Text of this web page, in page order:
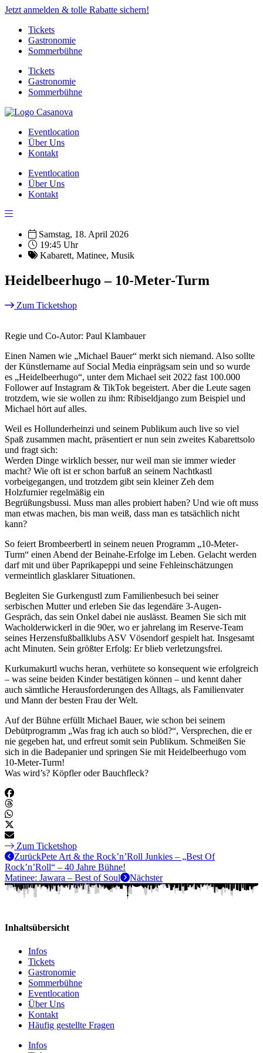
Jetzt anmelden & tolle Rabatte sichern!
Tickets
Gastronomie
Sommerbühne
Tickets
Gastronomie
Sommerbühne
Eventlocation
Über Uns
Kontakt
Eventlocation
Über Uns
Kontakt
Samstag, 18. April 2026
19:45 Uhr
Kabarett, Matinee, Musik
Heidelbeerhugo – 10-Meter-Turm
Zum Ticketshop
Regie und Co-Autor: Paul Klambauer
Einen Namen wie „Michael Bauer“ merkt sich niemand. Also sollte
der Künstlername auf Social Media einprägsam sein und so wurde
es „Heidelbeerhugo“, unter dem Michael seit 2022 fast 100.000
Follower auf Instagram & TikTok begeistert. Aber die Leute sagen
trotzdem, wie sie wollen zu ihm: Ribiseldjango zum Beispiel und
Michael hört auf alles.
Weil es Hollunderheinzi und seinem Publikum auch live so viel
Spaß zusammen macht, präsentiert er nun sein zweites Kabarettsolo
und fragt sich:
Werden Dinge wirklich besser, nur weil man sie immer wieder
macht? Wie oft ist er schon barfuß an seinem Nachtkastl
vorbeigegangen, und trotzdem gibt sein kleiner Zeh dem
Holzfurnier regelmäßig ein
Begrüßungsbussi. Muss man alles probiert haben? Und wie oft muss
man etwas machen, bis man weiß, dass man es tatsächlich nicht
kann?
So feiert Brombeerbertl in seinem neuen Programm „10-Meter-
Turm“ einen Abend der Beinahe-Erfolge im Leben. Gelacht werden
darf mit und über Paprikapeppi und seine Fehleinschätzungen
vermeintlich glasklarer Situationen.
Begleiten Sie Gurkengustl zum Familienbesuch bei seiner
serbischen Mutter und erleben Sie das legendäre 3-Augen-
Gespräch, das sein Onkel dabei nie auslässt. Beamen Sie sich mit
Wacholderwickerl in die 90er, wo er jahrelang im Reserve-Team
seines Herzensfußballklubs ASV Vösendorf gespielt hat. Insgesamt
acht Minuten. Sein größter Erfolg: Er blieb verletzungsfrei.
Kurkumakurtl wuchs heran, verhütete so konsequent wie erfolgreich
– was seine beiden Kinder bestätigen können – und kennt daher
auch sämtliche Herausforderungen des Alltags, als Familienvater
und Mann der besten Frau der Welt.
Auf der Bühne erfüllt Michael Bauer, wie schon bei seinem
Debütprogramm „Was frag ich auch so blöd?“, Versprechen, die er
nie gegeben hat, und erfreut somit sein Publikum. Schmeißen Sie
sich in die Badepanier und springen Sie mit Heidelbeerhugo vom
10-Meter-Turm!
Was wird’s? Köpfler oder Bauchfleck?
Zum Ticketshop
ZurückPete Art & the Rock’n’Roll Junkies – „Best Of
Rock’n’Roll“ – 40 Jahre Bühne!
Matinee: Jawara – Best of Soul
Nächster
Inhaltsübersicht
Infos
Tickets
Gastronomie
Sommerbühne
Eventlocation
Über Uns
Kontakt
Häufig gestellte Fragen
Infos